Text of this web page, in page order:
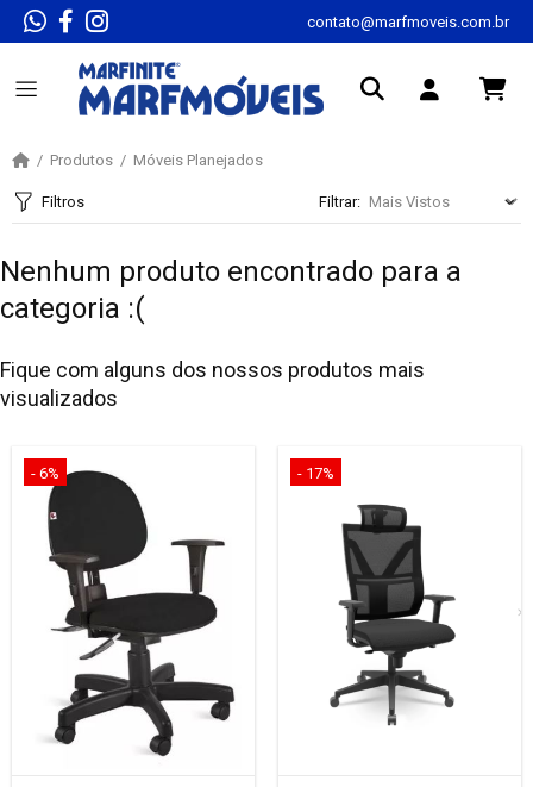
contato@marfmoveis.com.br
Produtos Móveis Planejados
Filtros Filtrar:
Nenhum produto encontrado para a
categoria :(
Fique com alguns dos nossos produtos mais
visualizados
- 6% - 17%